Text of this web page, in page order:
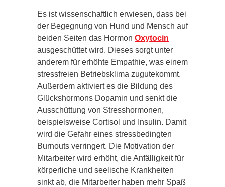
Es ist wissenschaftlich erwiesen, dass bei
der Begegnung von Hund und Mensch auf
beiden Seiten das Hormon Oxytocin
ausgeschüttet wird. Dieses sorgt unter
anderem für erhöhte Empathie, was einem
stressfreien Betriebsklima zugutekommt.
Außerdem aktiviert es die Bildung des
Glückshormons Dopamin und senkt die
Ausschüttung von Stresshormonen,
beispielsweise Cortisol und Insulin. Damit
wird die Gefahr eines stressbedingten
Burnouts verringert. Die Motivation der
Mitarbeiter wird erhöht, die Anfälligkeit für
körperliche und seelische Krankheiten
sinkt ab, die Mitarbeiter haben mehr Spaß